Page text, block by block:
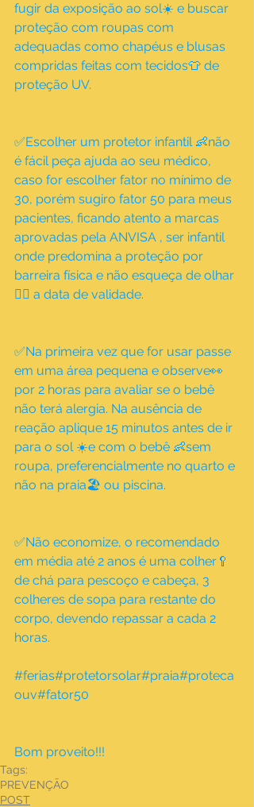
fugir da exposição ao sol☀️ e buscar
proteção com roupas com
adequadas como chapéus e blusas
compridas feitas com tecidos👕 de
proteção UV.
✅Escolher um protetor infantil 👶não
é fácil peça ajuda ao seu médico,
caso for escolher fator no mínimo de
30, porém sugiro fator 50 para meus
pacientes, ficando atento a marcas
aprovadas pela ANVISA , ser infantil
onde predomina a proteção por
barreira física e não esqueça de olhar
🕵️‍♀️ a data de validade.
✅Na primeira vez que for usar passe
em uma área pequena e observe👀
por 2 horas para avaliar se o bebê
não terá alergia. Na ausência de
reação aplique 15 minutos antes de ir
para o sol ☀️e com o bebê 👶sem
roupa, preferencialmente no quarto e
não na praia🏖 ou piscina.
✅Não economize, o recomendado
em média até 2 anos é uma colher🥄
de chá para pescoço e cabeça, 3
colheres de sopa para restante do
corpo, devendo repassar a cada 2
horas.
#ferias#protetorsolar#praia#proteca
ouv#fator50
Bom proveito!!!
Tags:
PREVENÇÃO
POST